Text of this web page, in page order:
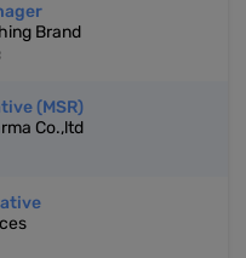
Brand
(MSR)
Co.,ltd